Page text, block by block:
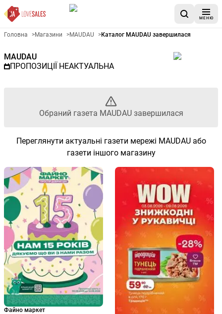
МЕНЮ
Рекламна газета MAUDAU -
Головна >Магазини >MAUDAU >Каталог MAUDAU завершилася
MAUDAU
ПРОПОЗИЦІЇ НЕАКТУАЛЬНА
Обраний газета MAUDAU завершилася
Переглянути актуальні газети мережі MAUDAU або
газети іншого магазину
Файно маркет